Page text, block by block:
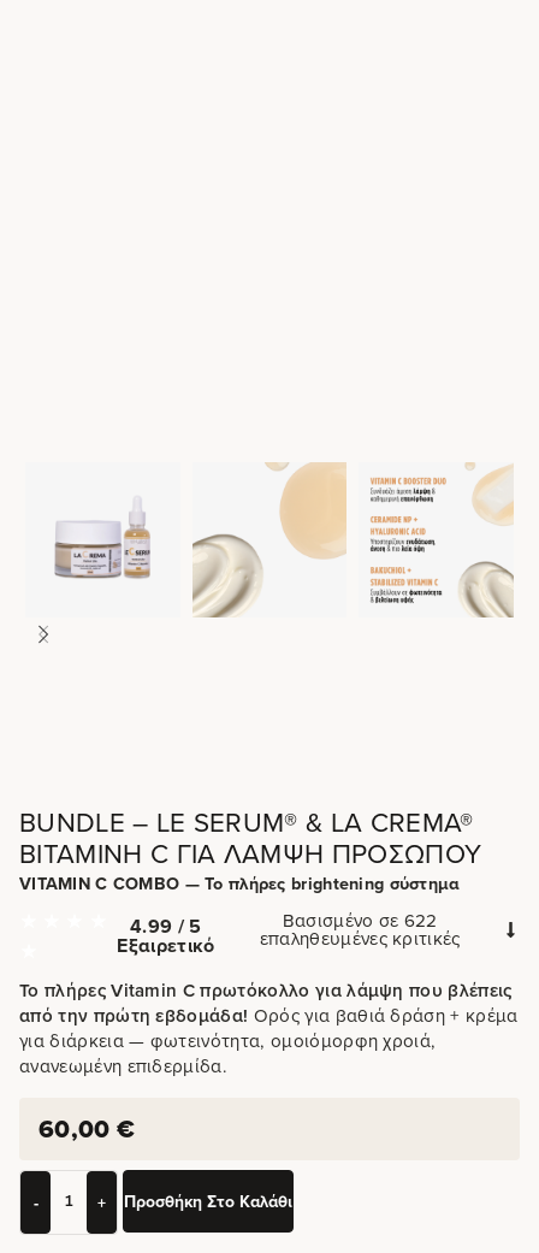
BUNDLE – LE SERUM® & LA CREMA®
ΒΙΤΑΜΊΝΗ C ΓΙΑ ΛΆΜΨΗ ΠΡΟΣΏΠΟΥ
VITAMIN C COMBO — Το πλήρες brightening σύστημα
4.99 / 5
Εξαιρετικό
Βασισμένο σε 622
επαληθευμένες κριτικές
Το πλήρες Vitamin C πρωτόκολλο για λάμψη που βλέπεις
από την πρώτη εβδομάδα! Ορός για βαθιά δράση + κρέμα
για διάρκεια — φωτεινότητα, ομοιόμορφη χροιά,
ανανεωμένη επιδερμίδα.
60,00 €
- + Προσθήκη Στο Καλάθι